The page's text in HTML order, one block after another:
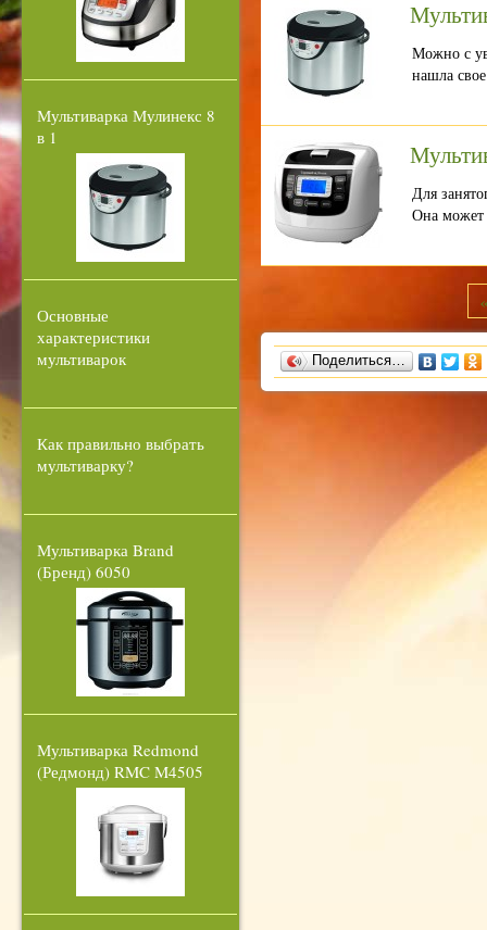
Можно с
нашла
Для
Она может
Поделиться…
Мультиварка Мулинекс 8
в 1
Основные
характеристики
мультиварок
Как правильно выбрать
мультиварку?
Мультиварка Brand
(Бренд) 6050
Мультиварка Redmond
(Редмонд) RMC M4505